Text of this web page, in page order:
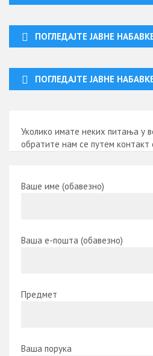
ПОГЛЕДАЈТЕ ЈАВНЕ
ПОГЛЕДАЈТЕ ЈАВНЕ
Уколико имате неких питања у
обратите нам се путем
Ваше име (обавезно)
Ваша е-пошта (обавезно)
Предмет
Ваша порука